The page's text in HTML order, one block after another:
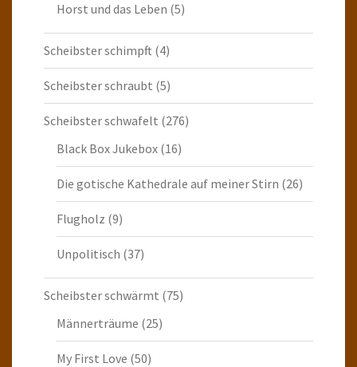
Horst und das Leben (5)
Scheibster schimpft (4)
Scheibster schraubt (5)
Scheibster schwafelt (276)
Black Box Jukebox (16)
Die gotische Kathedrale auf meiner Stirn (26)
Flugholz (9)
Unpolitisch (37)
Scheibster schwärmt (75)
Männerträume (25)
My First Love (50)